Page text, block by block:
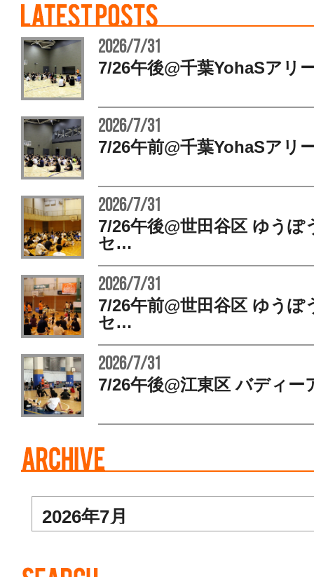
2026/7/31
7/26午後@千葉YohaSア
2026/7/31
7/26午前@千葉YohaSア
2026/7/31
7/26午後@世田谷区 ゆうぽ
セ…
2026/7/31
7/26午前@世田谷区 ゆうぽ
セ…
2026/7/31
7/26午後@江東区 バディ